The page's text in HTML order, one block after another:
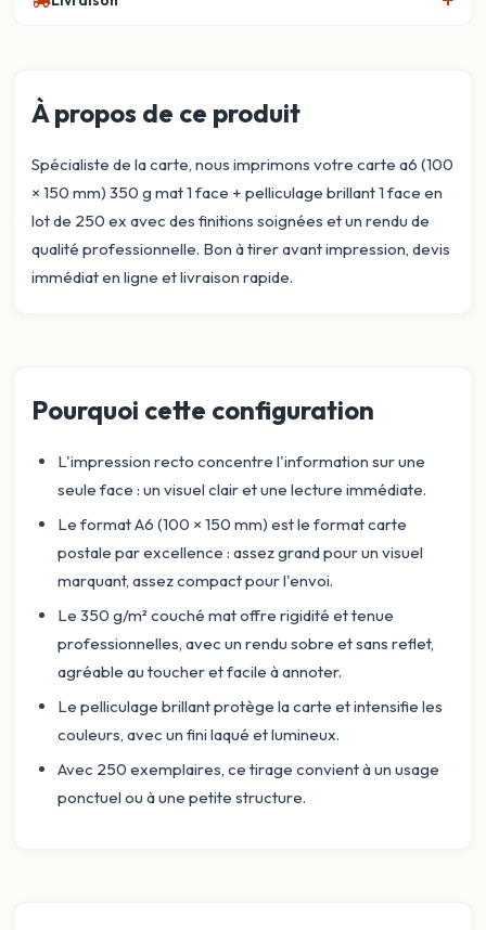
À propos de ce produit
Spécialiste de la carte, nous imprimons votre carte a6 (100
× 150 mm) 350 g mat 1 face + pelliculage brillant 1 face en
lot de 250 ex avec des finitions soignées et un rendu de
qualité professionnelle. Bon à tirer avant impression, devis
immédiat en ligne et livraison rapide.
Pourquoi cette configuration
L'impression recto concentre l'information sur une
seule face : un visuel clair et une lecture immédiate.
Le format A6 (100 × 150 mm) est le format carte
postale par excellence : assez grand pour un visuel
marquant, assez compact pour l'envoi.
Le 350 g/m² couché mat offre rigidité et tenue
professionnelles, avec un rendu sobre et sans reflet,
agréable au toucher et facile à annoter.
Le pelliculage brillant protège la carte et intensifie les
couleurs, avec un fini laqué et lumineux.
Avec 250 exemplaires, ce tirage convient à un usage
ponctuel ou à une petite structure.